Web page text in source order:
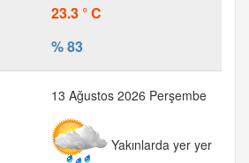
23.3 ° C
% 83
13 Ağustos 2026 Perşembe
Yakınlarda yer yer